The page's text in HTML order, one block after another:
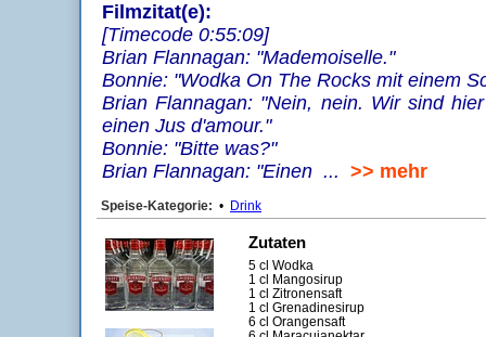
Filmzitat(e):
[Timecode 0:55:09]
Brian Flannagan: "Mademoiselle."
Bonnie: "Wodka On The Rocks mit einem
Brian Flannagan: "Nein, nein. Wir sind
einen Jus d'amour."
Bonnie: "Bitte was?"
Brian Flannagan: "Einen ... >> mehr
Speise-Kategorie: • Drink
Zutaten
5 cl Wodka
1 cl Mangosirup
1 cl Zitronensaft
1 cl Grenadinesirup
6 cl Orangensaft